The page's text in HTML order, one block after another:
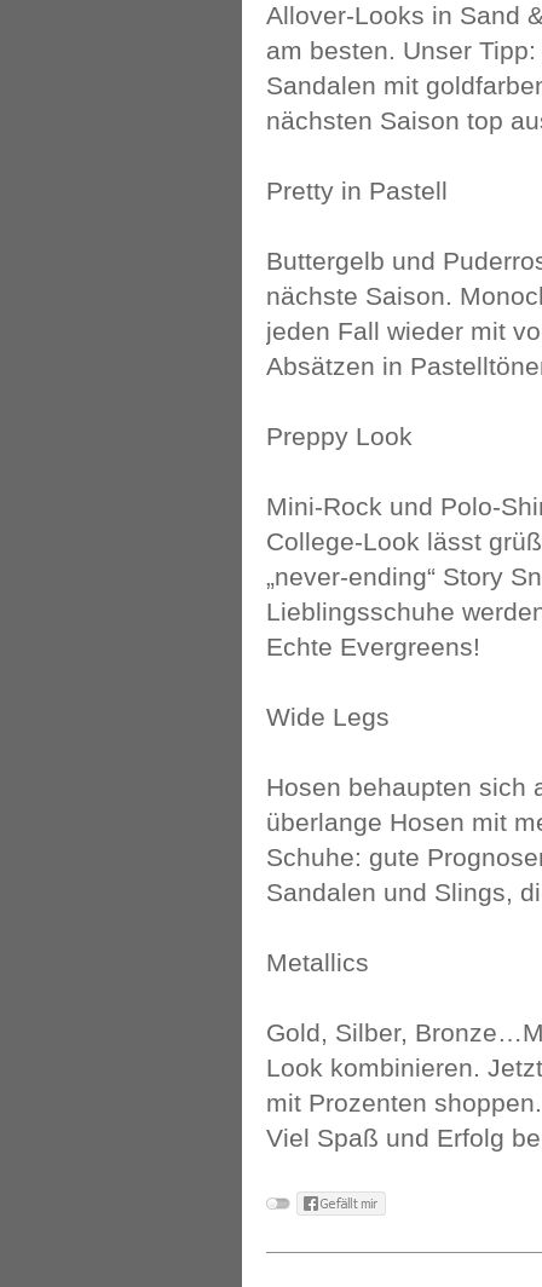
Allover-Looks in Sand
am besten. Unser
Sandalen mit
nächsten Saison top
Pretty in Pastell
Buttergelb und
nächste Saison.
jeden Fall wieder mit
Absätzen in
Preppy Look
Mini-Rock und Polo-
College-Look lässt
„never-ending“ Story
Lieblingsschuhe
Echte Evergreens!
Wide Legs
Hosen behaupten sich
überlange Hosen mit
Schuhe: gute
Sandalen und Slings,
Metallics
Gold, Silber,
Look kombinieren.
mit Prozenten shoppen.
Viel Spaß und Erfolg